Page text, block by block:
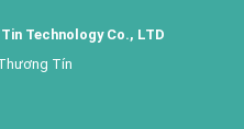
Technology Co., LTD
Tín